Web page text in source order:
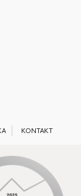
KONTAKT